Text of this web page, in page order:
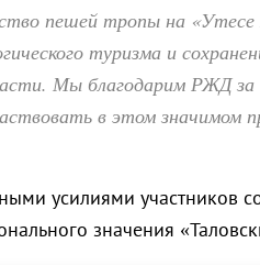
пешей тропы на
туризма и
Мы благодарим РЖД за
в этом значимом
усилиями участников
значения